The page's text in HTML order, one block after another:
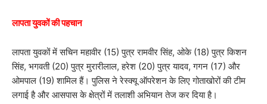
लापता युवकों की पहचान
लापता युवकों में सचिन महावीर (15) पुत्र रामवीर सिंह, ओके (18) पुत्र किशन
सिंह, भगवती (20) पुत्र मुरारीलाल, हरेश (20) पुत्र यादव, गगन (17) और
ओमपाल (19) शामिल हैं। पुलिस ने रेस्क्यू ऑपरेशन के लिए गोताखोरों की टीम
लगाई है और आसपास के क्षेत्रों में तलाशी अभियान तेज कर दिया है।